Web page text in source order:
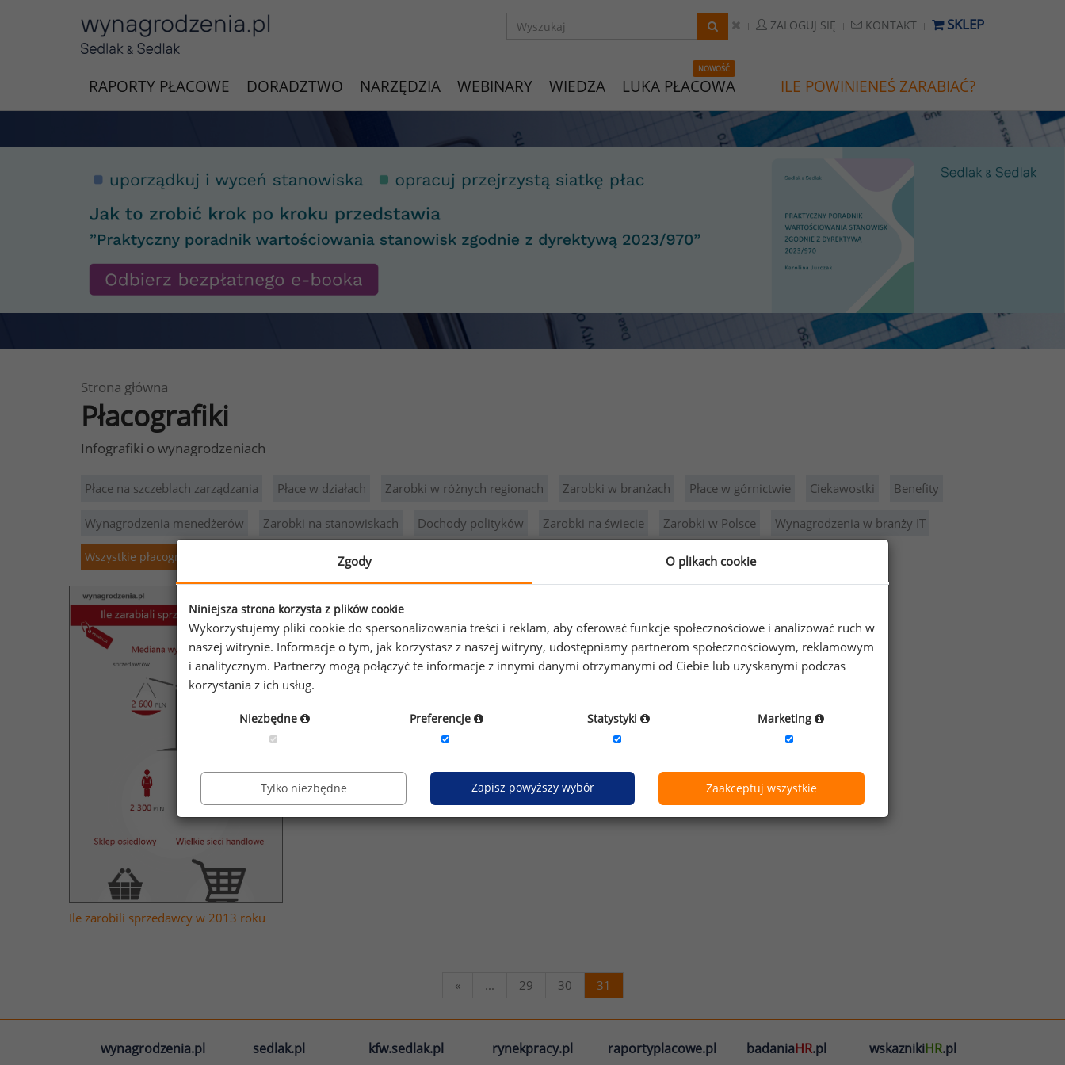
ZALOGUJ SIĘ KONTAKT SKLEP
RAPORTY PŁACOWE DORADZTWO NARZĘDZIA WEBINARY WIEDZA
NOWOŚĆ
LUKA PŁACOWA ILE POWINIENEŚ ZARABIAĆ?
Strona główna
Płacografiki
Infografiki o wynagrodzeniach
Płace na szczeblach zarządzania Płace w działach Zarobki w różnych regionach Zarobki w branżach Płace w górnictwie Ciekawostki Benefity
Wynagrodzenia menedżerów Zarobki na stanowiskach Dochody polityków Zarobki na świecie Zarobki w Polsce Wynagrodzenia w branży IT
Wszystkie płacografiki
Ile zarobili sprzedawcy w 2013 roku
« ... 29 30 31
wynagrodzenia.pl sedlak.pl kfw.sedlak.pl rynekpracy.pl raportyplacowe.pl badaniaHR.pl wskaznikiHR.pl
Zgody O plikach cookie
Niniejsza strona korzysta z plików cookie
Wykorzystujemy pliki cookie do spersonalizowania treści i reklam, aby oferować funkcje społecznościowe i analizować ruch w
naszej witrynie. Informacje o tym, jak korzystasz z naszej witryny, udostępniamy partnerom społecznościowym, reklamowym
i analitycznym. Partnerzy mogą połączyć te informacje z innymi danymi otrzymanymi od Ciebie lub uzyskanymi podczas
korzystania z ich usług.
Niezbędne Preferencje Statystyki Marketing
Tylko niezbędne Zapisz powyższy wybór Zaakceptuj wszystkie